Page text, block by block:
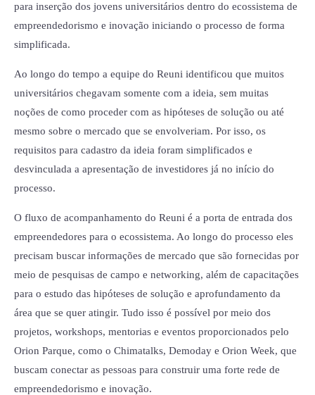
para inserção dos jovens universitários dentro do ecossistema de
empreendedorismo e inovação iniciando o processo de forma
simplificada.
Ao longo do tempo a equipe do Reuni identificou que muitos
universitários chegavam somente com a ideia, sem muitas
noções de como proceder com as hipóteses de solução ou até
mesmo sobre o mercado que se envolveriam. Por isso, os
requisitos para cadastro da ideia foram simplificados e
desvinculada a apresentação de investidores já no início do
processo.
O fluxo de acompanhamento do Reuni é a porta de entrada dos
empreendedores para o ecossistema. Ao longo do processo eles
precisam buscar informações de mercado que são fornecidas por
meio de pesquisas de campo e networking, além de capacitações
para o estudo das hipóteses de solução e aprofundamento da
área que se quer atingir. Tudo isso é possível por meio dos
projetos, workshops, mentorias e eventos proporcionados pelo
Orion Parque, como o Chimatalks, Demoday e Orion Week, que
buscam conectar as pessoas para construir uma forte rede de
empreendedorismo e inovação.